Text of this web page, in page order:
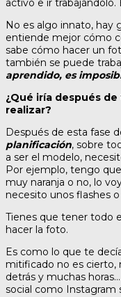
activo e ir
No es algo innato, hay
entiende mejor cómo
sabe cómo hacer un
también se puede
aprendido, es
¿Qué iría después
realizar?
Después de esta fase
planificación, sobre
a ser el modelo,
Por ejemplo, tengo
muy naranja o no, lo
necesito unos flashes
Tienes que tener todo
hacer la foto.
Es como lo que te
mitificado no es
detrás y muchas
social como Instagram